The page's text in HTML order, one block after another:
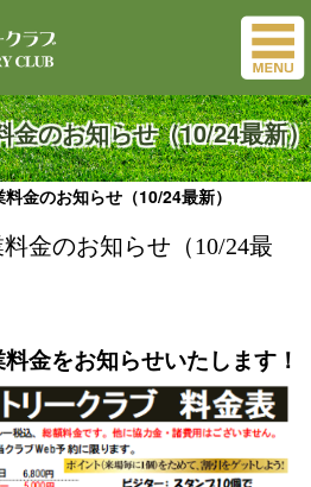
のお知らせ（10/24最新）
金のお知らせ（10/24最新）
金のお知らせ（10/24最
金をお知らせいたします！